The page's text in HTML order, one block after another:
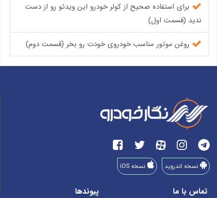
برای استفاده صحیح از کولر خودرو این ویدئو رو از دست
ندید (قسمت اول)
روغن موتور مناسب خودروی خودت رو بخر (قسمت دوم)
نسخه اندروید نسخه iOS
تماس با ما پیوندها